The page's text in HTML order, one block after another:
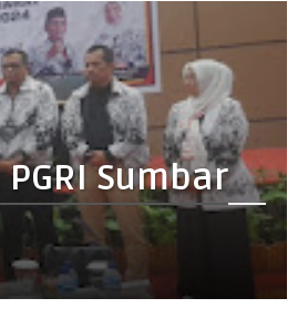
Sumbar